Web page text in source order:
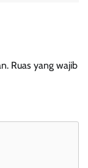
Ruas yang wajib